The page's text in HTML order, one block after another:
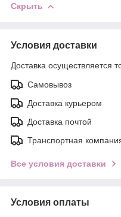
Скрыть
Условия доставки
Доставка осуществляется
Самовывоз
Доставка курьером
Доставка почтой
Транспортная
Все условия доставки
Условия оплаты